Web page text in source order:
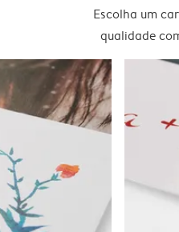
Escolha um
qualidade